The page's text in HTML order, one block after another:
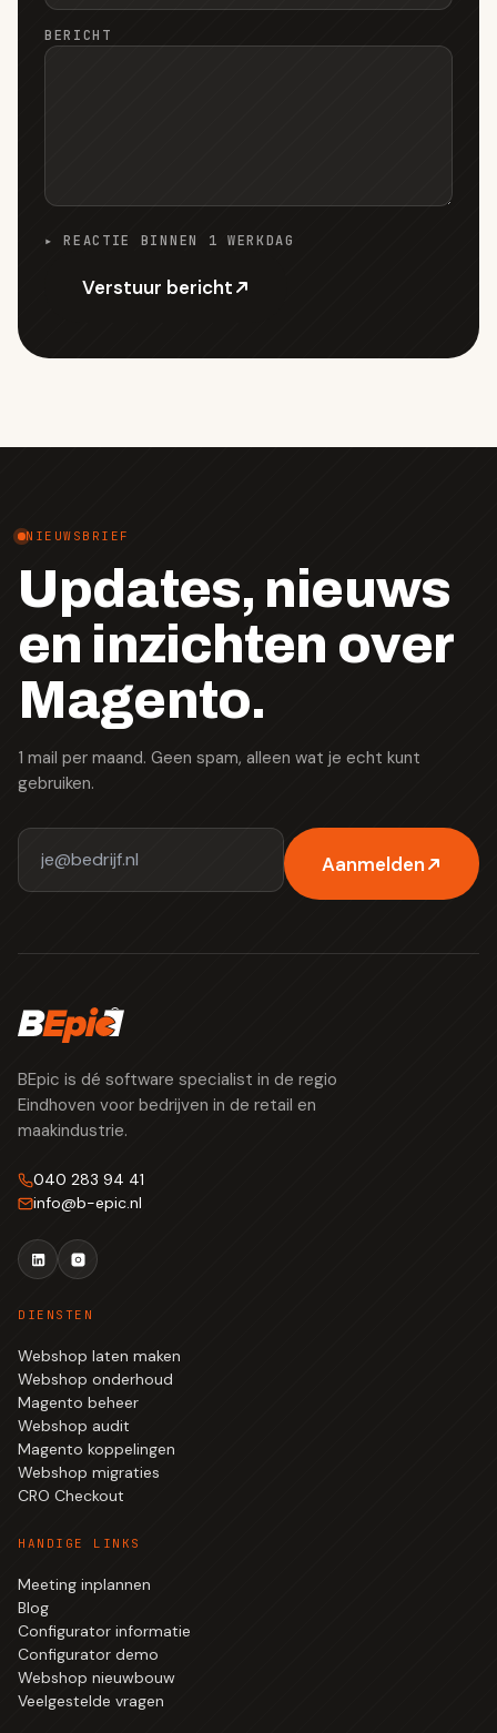
BERICHT
▸ REACTIE BINNEN 1 WERKDAG
Verstuur bericht
NIEUWSBRIEF
Updates, nieuws
en inzichten over
Magento.
1 mail per maand. Geen spam, alleen wat je echt kunt
gebruiken.
Aanmelden
BEpic is dé software specialist in de regio
Eindhoven voor bedrijven in de retail en
maakindustrie.
040 283 94 41
info@b-epic.nl
DIENSTEN
Webshop laten maken
Webshop onderhoud
Magento beheer
Webshop audit
Magento koppelingen
Webshop migraties
CRO Checkout
HANDIGE LINKS
Meeting inplannen
Blog
Configurator informatie
Configurator demo
Webshop nieuwbouw
Veelgestelde vragen